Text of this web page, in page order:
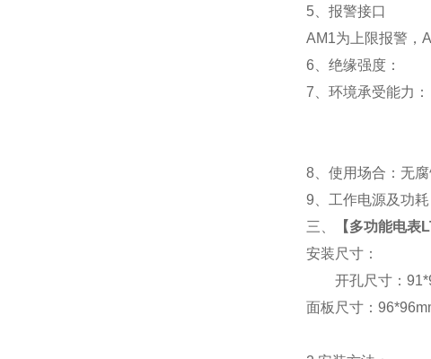
5
报警接口
AM1为上限报警，
6
绝缘强度：
7
环境承受能
8 、使用场合：无
9 、工作电源及功
三、
【多功能电表
安装尺寸：
开孔尺寸：
面板尺寸：